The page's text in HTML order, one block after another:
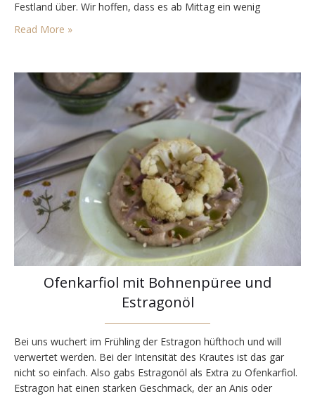
Festland über. Wir hoffen, dass es ab Mittag ein wenig
wir kaum…
Read More »
Ofenkarfiol mit Bohnenpüree und
Estragonöl
Bei uns wuchert im Frühling der Estragon hüfthoch und will
verwertet werden. Bei der Intensität des Krautes ist das gar
nicht so einfach. Also gabs Estragonöl als Extra zu Ofenkarfiol.
Estragon hat einen starken Geschmack, der an Anis oder